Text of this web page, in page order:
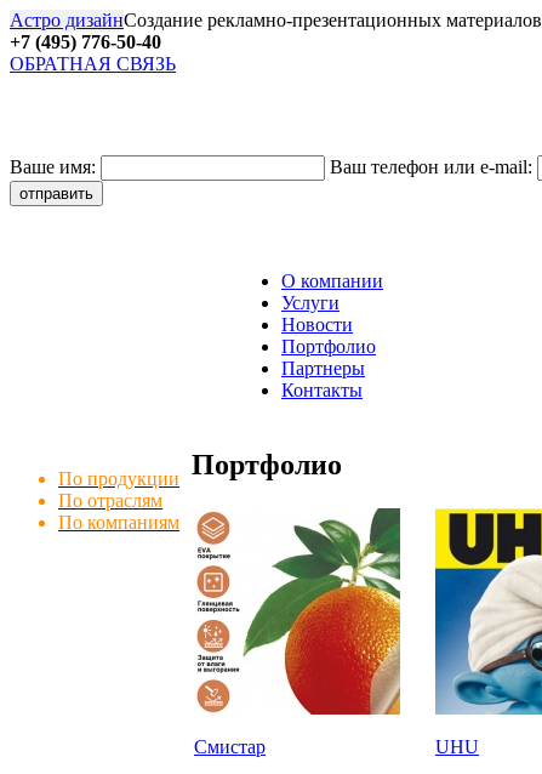
Астро дизайнСоздание рекламно-презентационных материалов
+7 (495) 776-50-40
ОБРАТНАЯ СВЯЗЬ
Ваше имя: Ваш телефон или e-mail:
О компании
Услуги
Новости
Портфолио
Партнеры
Контакты
По продукции
По отраслям
По компаниям
Портфолио
Смистар UHU